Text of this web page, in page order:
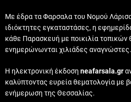
Με έδρα τα Φαρσαλα του Νομού
ιδιόκτητες εγκαταστάσες, η
κάθε Παρασκευή με ποικιλία τοπικών
ενημερώνωνται χιλιάδες αναγνώστες.
Η ηλεκτρονική έκδοση neafarsala.gr
καλύπτοντας ευρεία θεματολογία με
ενήμερωση της Θεσσαλίας.